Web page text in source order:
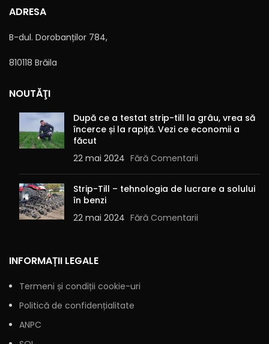
Alternative:
ADRESA
B-dul. Dorobanților 784,
810118 Brăila
NOUTĂŢI
După ce a testat strip-till la grâu, vrea să
încerce și la rapiță. Vezi ce economii a
făcut
22 mai 2024 Fără Comentarii
Strip-Till – tehnologia de lucrare a solului
în benzi
22 mai 2024 Fără Comentarii
INFORMAȚII LEGALE
Termeni și condiții cookie-uri
Politică de confidențialitate
ANPC